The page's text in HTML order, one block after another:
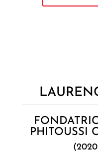
PHITOUSSI